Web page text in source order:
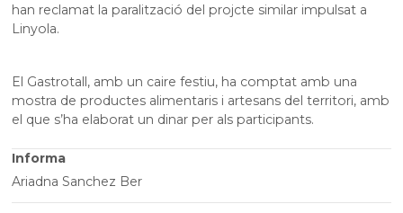
han reclamat la paralització del projcte similar impulsat a
Linyola.
El Gastrotall, amb un caire festiu, ha comptat amb una
mostra de productes alimentaris i artesans del territori, amb
el que s’ha elaborat un dinar per als participants.
Informa
Ariadna Sanchez Ber